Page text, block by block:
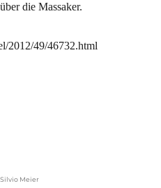
die Massaker.
2012/49/46732.html
Silvio Meier